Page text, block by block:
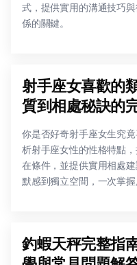
式，提供實用的溝通技巧
係的關鍵。
射手座女喜歡的
質到相處秘訣的
你是否好奇射手座女生究
析射手座女性的性格特點
在條件，並提供實用相處
默感到獨立空間，一次掌握
釣蝦天秤完整指